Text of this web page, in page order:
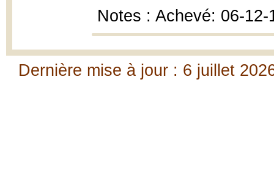
Notes : Achevé: 06-12-
Dernière mise à jour : 6 juillet